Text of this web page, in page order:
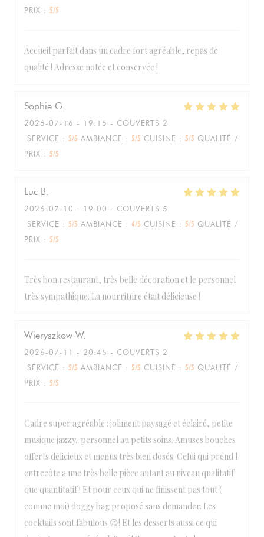
PRIX : 5/5
Accueil parfait dans un cadre fort agréable, repas de
qualité ! Adresse notée et conservée !
Sophie G
2026-07-16 - 19:15 - COUVERTS 2
SERVICE : 5/5 AMBIANCE : 5/5 CUISINE : 5/5 QUALITÉ /
PRIX : 5/5
Luc B
2026-07-10 - 19:00 - COUVERTS 5
SERVICE : 5/5 AMBIANCE : 4/5 CUISINE : 5/5 QUALITÉ /
PRIX : 5/5
Très bon restaurant, très belle décoration et le personnel
très sympathique. La nourriture était délicieuse !
Wieryszkow W
2026-07-11
- 20:45 - COUVERTS 2
SERVICE : 5/5 AMBIANCE : 5/5 CUISINE : 5/5 QUALITÉ /
PRIX : 5/5
Cadre super agréable : joliment paysagé et éclairé, petite
musique jazzy.. personnel au petits soins. Amuses bouches
offerts délicieux et menus très bien dosés. Celui qui prend l
entrecôte a une très belle pièce autant au niveau qualitatif
que quantitatif ! Et pour ceux qui ne finissent pas tout (
comme moi) doggy bag proposé sans demander. Les
cocktails sont fabulous 😉! Et les desserts aussi ce qui
BELGRANGE restaurant